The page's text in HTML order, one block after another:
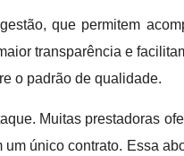
que permitem
transparência e
o padrão de qualidade.
Muitas prestadoras
único contrato. Essa